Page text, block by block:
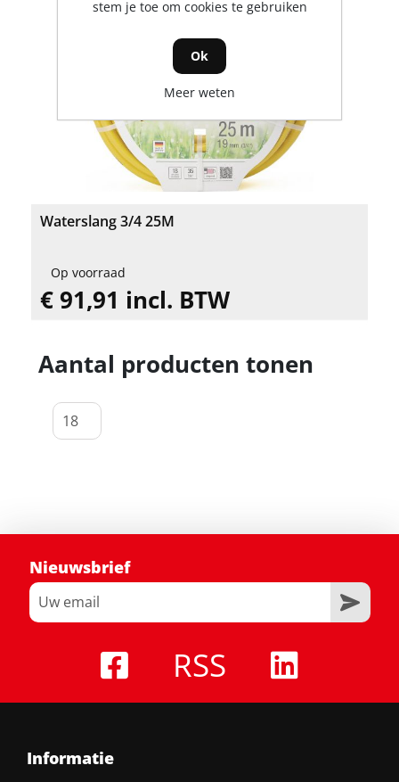
Waterslang 3/4 25M
Op voorraad
€ 91,91 incl. BTW
Aantal producten tonen
Nieuwsbrief
RSS
Informatie
stem je toe om cookies te gebruiken
Ok
Meer weten